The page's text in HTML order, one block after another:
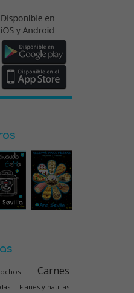
Carnes
Flanes y natillas